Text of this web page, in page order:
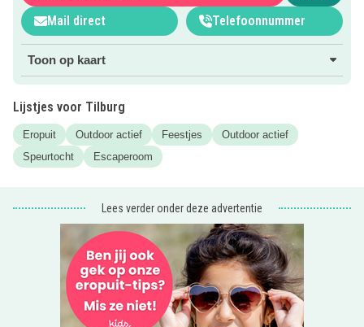
Klik op de roze button voor meer informatie.
Mail direct
Telefoonnummer
Toon op kaart
Lijstjes voor Tilburg
Eropuit Outdoor actief Feestjes
Outdoor actief
Speurtocht
Escaperoom
Lees verder onder deze advertentie